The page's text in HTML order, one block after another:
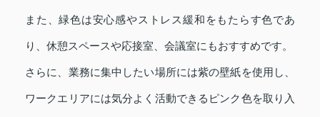
また、緑色は安心感やストレス緩和をもたらす色であ
り、休憩スペースや応接室、会議室にもおすすめです。
さらに、業務に集中したい場所には紫の壁紙を使用し、
ワークエリアには気分よく活動できるピンク色を取り入